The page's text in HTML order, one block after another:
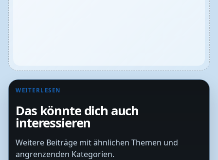
WEITERLESEN
Das könnte dich auch
interessieren
Weitere Beiträge mit ähnlichen Themen und
angrenzenden Kategorien.